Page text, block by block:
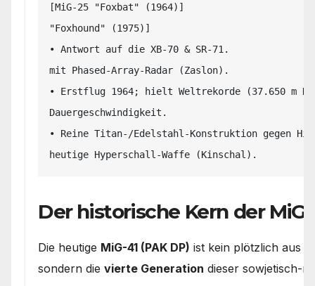
[MiG-25 "Foxbat" (1964)]
"Foxhound" (1975)]
• Antwort auf die XB-70 & SR-71.
mit Phased-Array-Radar (Zaslon).
• Erstflug 1964; hielt Weltrekorde (37.650
Dauergeschwindigkeit.
• Reine Titan-/Edelstahl-Konstruktion
Der historische Kern der MiG-
Die heutige MiG-41 (PAK DP) ist kein plötzlich aus
sondern die vierte Generation dieser sowjetisch-